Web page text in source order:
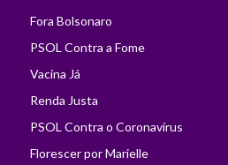
Fora Bolsonaro
PSOL Contra a Fome
Vacina Já
Renda Justa
PSOL Contra o Coronavírus
Florescer por Marielle